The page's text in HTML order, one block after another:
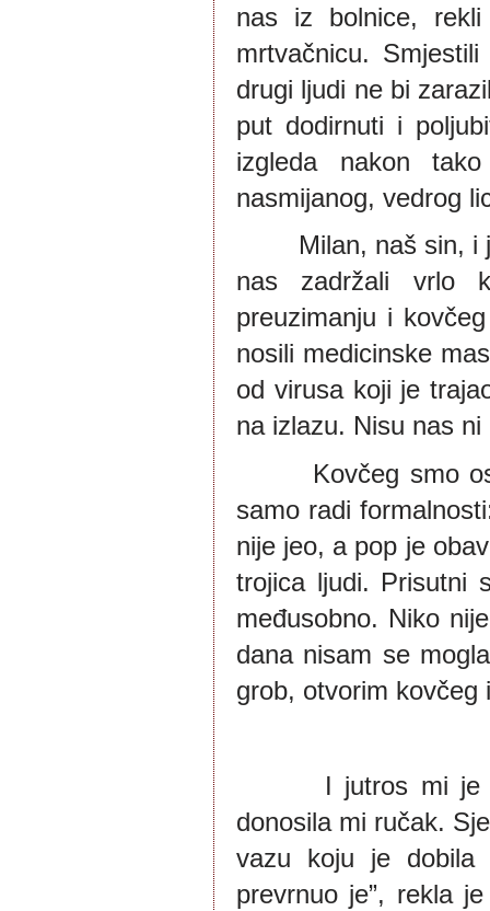
nas iz bolnice,
mrtvačnicu.
drugi ljudi ne bi
put dodirnuti i
izgleda nakon
nasmijanog, vedrog
Milan, naš sin, i ja
nas zadržali vrlo
preuzimanju i
nosili medicinske
od virusa koji je
na izlazu. Nisu nas ni
Kovčeg smo
samo radi
nije jeo, a pop je
trojica ljudi. Prisutni
međusobno. Niko
dana nisam se
grob, otvorim
I jutros mi je
donosila mi ručak.
vazu koju je dobila
prevrnuo je”, rekla